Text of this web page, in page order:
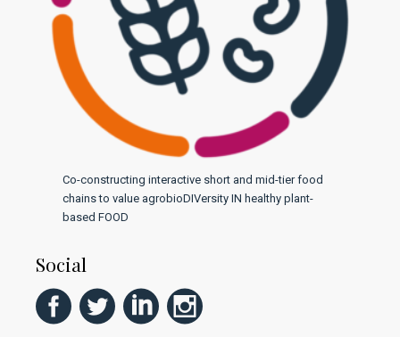
Co-constructing interactive short and mid-tier food
chains to value agrobioDIVersity IN healthy plant-
based FOOD
Social